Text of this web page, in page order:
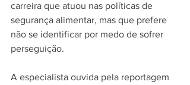
carreira que atuou nas políticas de
segurança alimentar, mas que prefere
não se identificar por medo de sofrer
perseguição.
A especialista ouvida pela reportagem